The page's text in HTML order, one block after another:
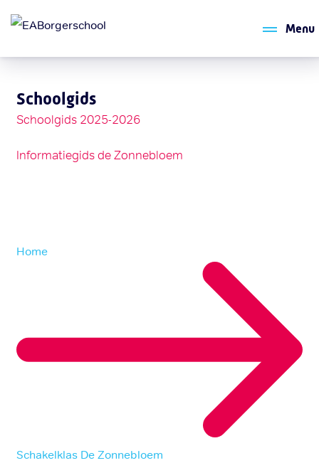
Menu
Schoolgids
Schoolgids 2025-2026
Informatiegids de Zonnebloem
Home
Schakelklas De Zonnebloem